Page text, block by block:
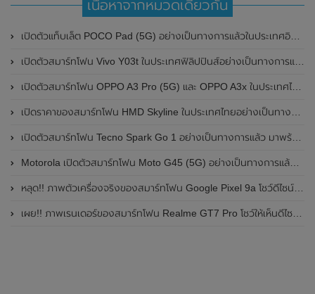
เนื้อหาจากหมวดเดียวกัน
เปิดตัวแท็บเล็ต POCO Pad (5G) อย่างเป็นทางการแล้วในประเทศอินเดีย มาพร้อมชิปเซ็ต Snapdragon 7s Gen 2 ของ Qualcomm และรองรับเครือข่าย 5G
เปิดตัวสมาร์ทโฟน Vivo Y03t ในประเทศฟิลิปปินส์อย่างเป็นทางการแล้ว มาพร้อมชิปเซ็ต Unisoc T612 , กล้องหลัง ความละเอียด 13MP , แบตเตอรี่ 5,000mAh และหน้าจอแสดงผล LCD / 90Hz
เปิดตัวสมาร์ทโฟน OPPO A3 Pro (5G) และ OPPO A3x ในประเทศไทยอย่างเป็นทางการแล้ว ในราคาเริ่มต้นเพียง 3,999 บาท
เปิดราคาของสมาร์ทโฟน HMD Skyline ในประเทศไทยอย่างเป็นทางการแล้ว ราคา 14,990 บาท
เปิดตัวสมาร์ทโฟน Tecno Spark Go 1 อย่างเป็นทางการแล้ว มาพร้อมหน้าจอแสดงผล LCD / 120Hz , แบตเตอรี่ 5,000mAh และใช้ชิปเซ็ต Unisoc
Motorola เปิดตัวสมาร์ทโฟน Moto G45 (5G) อย่างเป็นทางการแล้วในอินเดีย
หลุด!! ภาพตัวเครื่องจริงของสมาร์ทโฟน Google Pixel 9a โชว์ดีไซน์ใหม่ กล้องหลังแบนราบ ไม่มีกรอบของกล้องแล้ว
เผย!! ภาพเรนเดอร์ของสมาร์ทโฟน Realme GT7 Pro โชว์ให้เห็นดีไซน์ใหม่ พร้อมเผยรายละเอียดสเปกที่สำคัญบางส่วน